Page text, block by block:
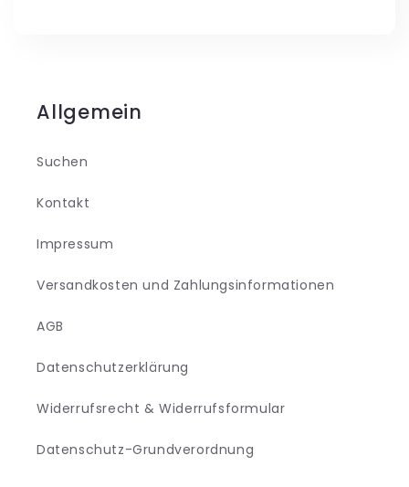
Allgemein
Suchen
Kontakt
Impressum
Versandkosten und Zahlungsinformationen
AGB
Datenschutzerklärung
Widerrufsrecht & Widerrufsformular
Datenschutz-Grundverordnung